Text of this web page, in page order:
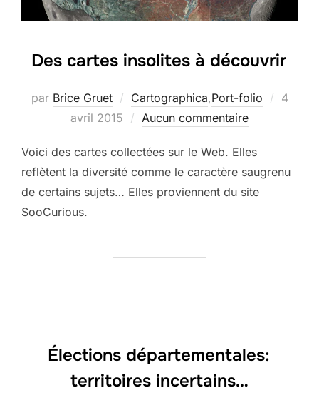
Des cartes insolites à découvrir
par Brice Gruet Cartographica,Port-folio
Publié
4
avril 2015
Aucun commentaire
Voici des cartes collectées sur le Web. Elles
reflètent la diversité comme le caractère saugrenu
de certains sujets… Elles proviennent du site
SooCurious.
Élections départementales:
territoires incertains…